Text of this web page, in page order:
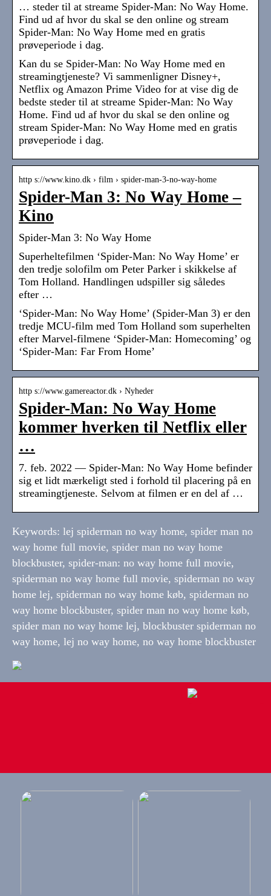
… steder til at streame Spider-Man: No Way Home.
Find ud af hvor du skal se den online og stream
Spider-Man: No Way Home med en gratis
prøveperiode i dag.
Kan du se Spider-Man: No Way Home med en
streamingtjeneste? Vi sammenligner Disney+,
Netflix og Amazon Prime Video for at vise dig de
bedste steder til at streame Spider-Man: No Way
Home. Find ud af hvor du skal se den online og
stream Spider-Man: No Way Home med en gratis
prøveperiode i dag.
http s://www.kino.dk › film › spider-man-3-no-way-home
Spider-Man 3: No Way Home –
Kino
Spider-Man 3: No Way Home
Superheltefilmen ‘Spider-Man: No Way Home’ er
den tredje solofilm om Peter Parker i skikkelse af
Tom Holland. Handlingen udspiller sig således
efter …
‘Spider-Man: No Way Home’ (Spider-Man 3) er den
tredje MCU-film med Tom Holland som superhelten
efter Marvel-filmene ‘Spider-Man: Homecoming’ og
‘Spider-Man: Far From Home’
http s://www.gamereactor.dk › Nyheder
Spider-Man: No Way Home
kommer hverken til Netflix eller
…
7. feb. 2022 — Spider-Man: No Way Home befinder
sig et lidt mærkeligt sted i forhold til placering på en
streamingtjeneste. Selvom at filmen er en del af …
Keywords: lej spiderman no way home, spider man no
way home full movie, spider man no way home
blockbuster, spider-man: no way home full movie,
spiderman no way home full movie, spiderman no way
home lej, spiderman no way home køb, spiderman no
way home blockbuster, spider man no way home køb,
spider man no way home lej, blockbuster spiderman no
way home, lej no way home, no way home blockbuster